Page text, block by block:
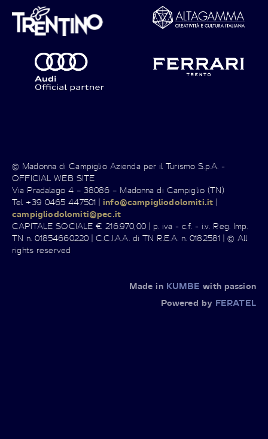
© Madonna di Campiglio Azienda per il Turismo S.p.A. -
OFFICIAL WEB SITE
Via Pradalago 4 – 38086 – Madonna di Campiglio (TN)
Tel +39 0465 447501 |info@campigliodolomiti.it |
campigliodolomiti@pec.it
CAPITALE SOCIALE € 216.970,00 | p. iva - c.f. - i.v. Reg. Imp.
TN n. 01854660220 | C.C.I.A.A. di TN R.E.A. n. 0182581 | © All
rights reserved
Made in KUMBE with passion
Powered by FERATEL